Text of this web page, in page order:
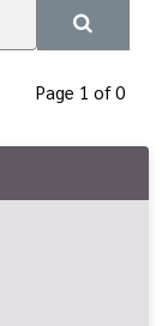
Page 1 of 0